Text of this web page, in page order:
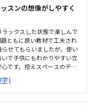
スンの想像がしやすく
ックスした状態で楽しんで
ともに良い教材で工夫され
せてもらいましたが、使い
で子供にもわかりやすい立
です。控えスペースのデス
供達がレッスンする場所は
印象がありますが、少人数
)